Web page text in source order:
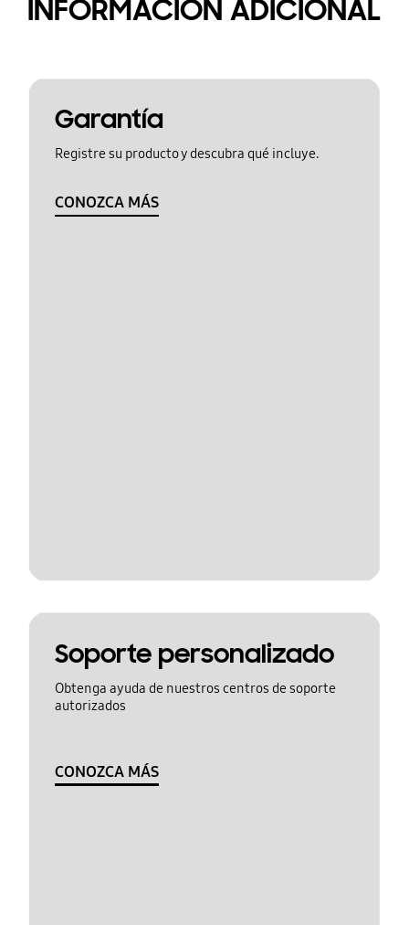
INFORMACIÓN ADICIONAL
Garantía
Registre su producto y descubra qué incluye.
CONOZCA MÁS
Soporte personalizado
Obtenga ayuda de nuestros centros de soporte
autorizados
CONOZCA MÁS